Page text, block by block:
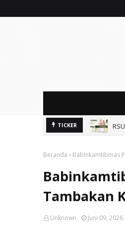
TICKER
Beranda Babinkamtibmas
Tambakan
Unknown Juni 09, 2026